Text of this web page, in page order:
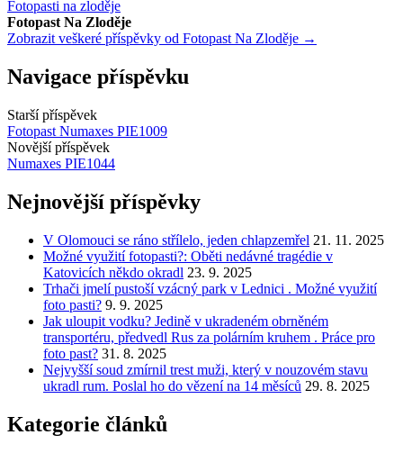
Fotopasti na zloděje
Fotopast Na Zloděje
Zobrazit veškeré příspěvky od Fotopast Na Zloděje →
Navigace příspěvku
Starší příspěvek
Fotopast Numaxes PIE1009
Novější příspěvek
Numaxes PIE1044
Nejnovější příspěvky
V Olomouci se ráno střílelo, jeden chlapzemřel 21. 11. 2025
Možné využití fotopasti?: Oběti nedávné tragédie v
Katovicích někdo okradl 23. 9. 2025
Trhači jmelí pustoší vzácný park v Lednici . Možné využití
foto pasti? 9. 9. 2025
Jak uloupit vodku? Jedině v ukradeném obrněném
transportéru, předvedl Rus za polárním kruhem . Práce pro
foto past? 31. 8. 2025
Nejvyšší soud zmírnil trest muži, který v nouzovém stavu
ukradl rum. Poslal ho do vězení na 14 měsíců 29. 8. 2025
Kategorie článků